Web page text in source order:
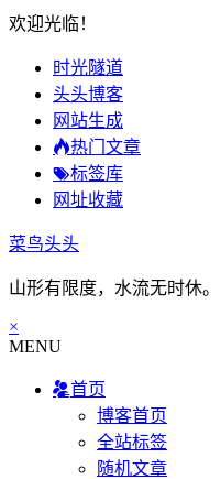
欢迎光临！
时光隧道
头头博客
网站生成
热门文章
标签库
网址收藏
菜鸟头头
山形有限度，水流无时休。
×
MENU
首页
博客首页
全站标签
随机文章